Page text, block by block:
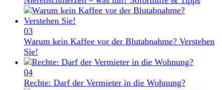
03
Warum kein Kaffee vor der Blutabnahme? Verstehen
Sie!
04
Rechte: Darf der Vermieter in die Wohnung?